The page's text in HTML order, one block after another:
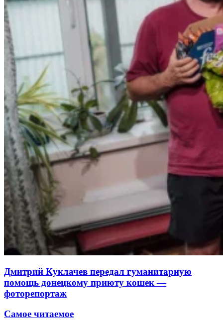
Дмитрий Куклачев передал гуманитарную
помощь донецкому приюту кошек —
фоторепортаж
Самое читаемое